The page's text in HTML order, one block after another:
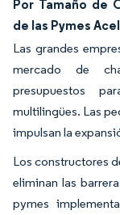
Por Tamaño de
de las Pymes
Las grandes
mercado de
presupuestos
multilingües. Las
impulsan la
Los constructores
eliminan las
pymes